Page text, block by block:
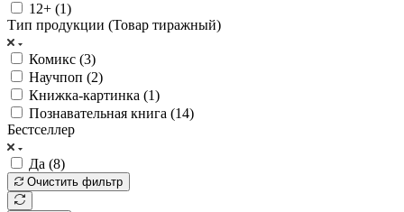
12+ (1)
Тип продукции (Товар тиражный)
Комикс (3)
Научпоп (2)
Книжка-картинка (1)
Познавательная книга (14)
Бестселлер
Да (8)
Очистить фильтр